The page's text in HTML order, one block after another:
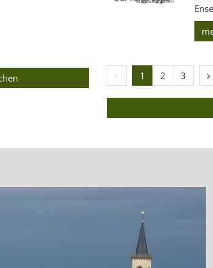
Vorherige Seite
1 2 3